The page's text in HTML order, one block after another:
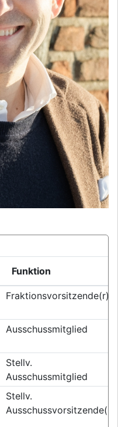
Funktion
Fraktionsvorsitzende(r)
Ausschussmitglied
Stellv.
Ausschussmitglied
Stellv.
Ausschussvorsitzende(r)